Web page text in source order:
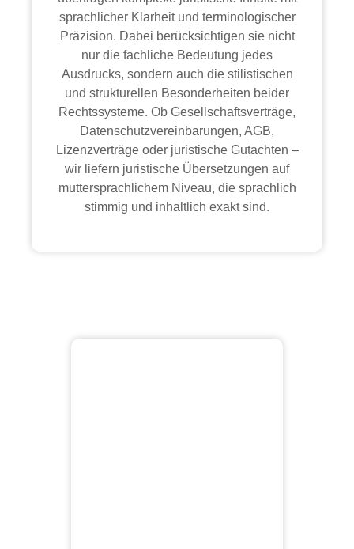
sprachlicher Klarheit und terminologischer
Präzision. Dabei berücksichtigen sie nicht
nur die fachliche Bedeutung jedes
Ausdrucks, sondern auch die stilistischen
und strukturellen Besonderheiten beider
Rechtssysteme. Ob Gesellschaftsverträge,
Datenschutzvereinbarungen, AGB,
Lizenzverträge oder juristische Gutachten –
wir liefern juristische Übersetzungen auf
muttersprachlichem Niveau, die sprachlich
stimmig und inhaltlich exakt sind.